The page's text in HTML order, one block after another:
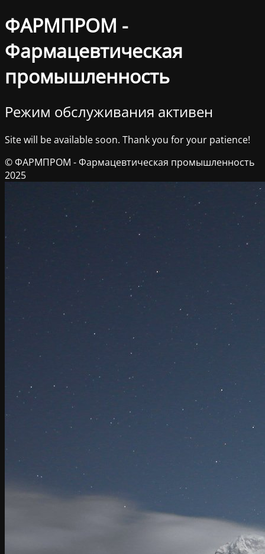
ФАРМПРОМ -
Фармацевтическая
промышленность
Режим обслуживания активен
Site will be available soon. Thank you for your patience!
© ФАРМПРОМ - Фармацевтическая промышленность
2025